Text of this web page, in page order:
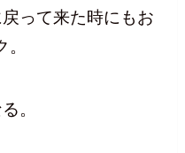
って来た時にもお
。